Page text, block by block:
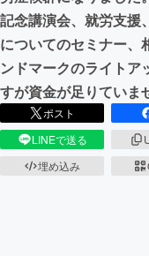
記念講演会、就労支援
についてのセミナー、
ンドマークのライトア
すが資金が足りていま
ポスト
LINEで送る
埋め込み